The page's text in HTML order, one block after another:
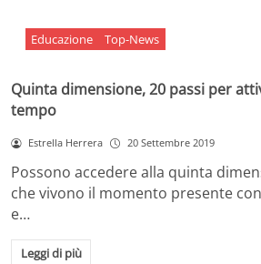
Educazione Top-News
Quinta dimensione, 20 passi per
tempo
Estrella Herrera 20 Settembre 2019
Possono accedere alla quinta
che vivono il momento presente
e…
Leggi di più